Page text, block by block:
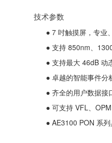
技术参数
● 7 吋触摸屏，专业
● 支持 850nm、
● 支持最大 46dB 动
● 卓越的智能事件分
● 齐全的用户数据接
● 可支持 VFL、
● AE3100 PON 系